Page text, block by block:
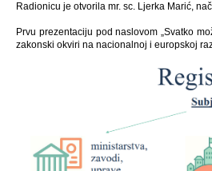
Radionicu je otvorila mr. sc. Ljerka Marić,
Prvu prezentaciju pod naslovom „Svatko
zakonski okviri na nacionalnoj i europskoj